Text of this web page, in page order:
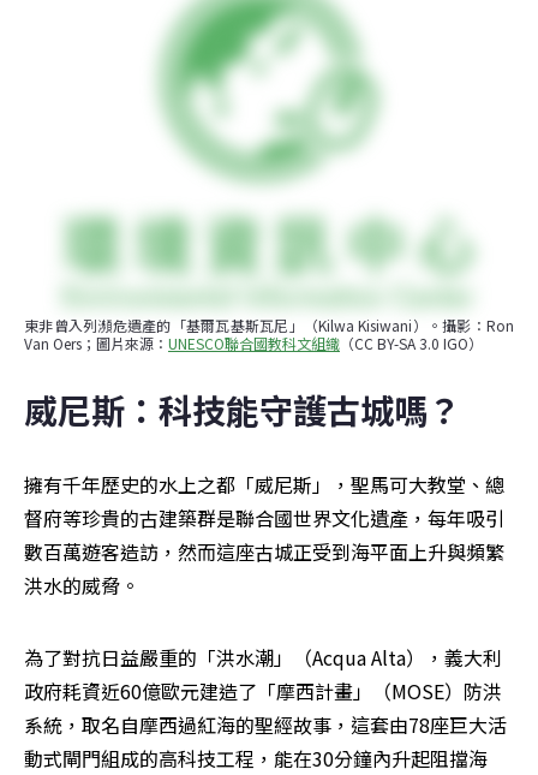
東非曾入列瀕危遺產的「基爾瓦基斯瓦尼」（Kilwa Kisiwani）。攝影：Ron
Van Oers；圖片來源： UNESCO聯合國教科文組織 （CC BY-SA 3.0 IGO）
威尼斯：科技能守護古城嗎？
擁有千年歷史的水上之都「威尼斯」，聖馬可大教堂、總
督府等珍貴的古建築群是聯合國世界文化遺產，每年吸引
數百萬遊客造訪，然而這座古城正受到海平面上升與頻繁
洪水的威脅。
為了對抗日益嚴重的「洪水潮」（Acqua Alta），義大利
政府耗資近60億歐元建造了「摩西計畫」（MOSE）防洪
系統，取名自摩西過紅海的聖經故事，這套由78座巨大活
動式閘門組成的高科技工程，能在30分鐘內升起阻擋海